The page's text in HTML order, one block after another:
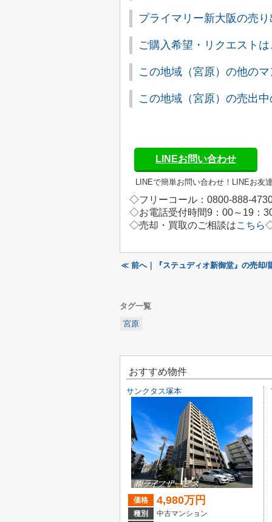
プライマリー新大阪の売
ご購入希望・リクエスト
この地域（宮原）の他の
この地域（宮原）の売出
LINEお問い合わせ
LINEで簡単お問い合わせ！ LINEお友
◇フリーコール：0800-888-
◇お電話受付時間9：00～19：
◇売却・買取のご相談はこちら
≪ 前へ｜『ステュディオ新御堂』の売却/
タグ一覧
宮原
おすすめ物件
サンクタス塚本
価格 4,980万円
種別 中古マンション